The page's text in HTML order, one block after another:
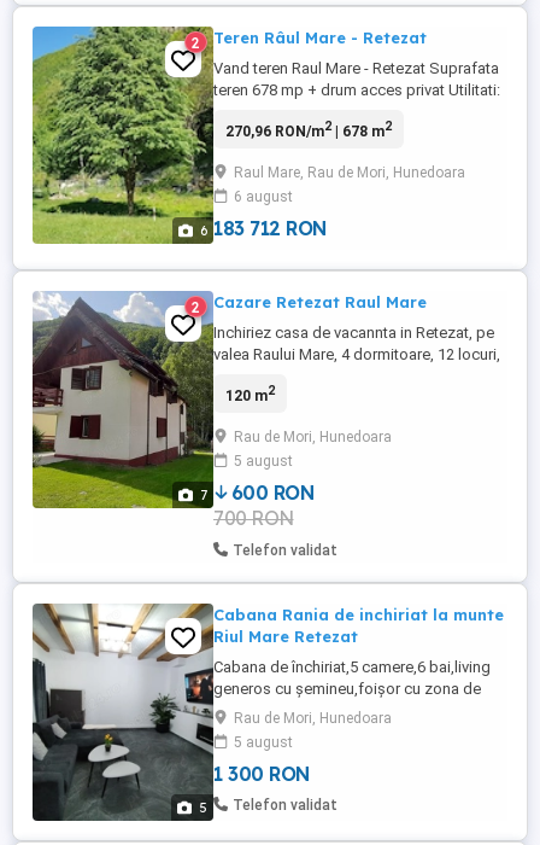
6
2 Teren Râul Mare - Retezat
Vand teren Raul Mare - Retezat Suprafata
teren 678 mp + drum acces privat Utilitati:
canalizare
270,96 RON/m2| 678 m2
Raul Mare, Rau de Mori, Hunedoara
6 august
183 712 RON
7
2 Cazare Retezat Raul Mare
Inchiriez casa de vacannta in Retezat, pe
valea Raului Mare, 4 dormitoare, 12 locuri,
120 m2
Rau de Mori, Hunedoara
5 august
600 RON
700 RON
Telefon validat
5
Cabana Rania de inchiriat la munte
Riul Mare Retezat
Cabana de închiriat,5 camere,6 bai,living
generos cu șemineu,foișor cu zona de
grătar pe malul raului!
Rau de Mori, Hunedoara
5 august
1 300 RON
Telefon validat